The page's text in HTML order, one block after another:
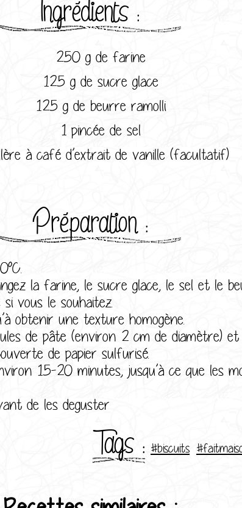
Ingrédients :
250 g de farine
125 g de sucre glace
125 g de beurre ramolli
1 pincée de sel
à café d’extrait de vanille (facultatif)
Préparation :
la farine, le sucre glace, le sel et le
vous le souhaitez.
obtenir une texture homogène.
de pâte (environ 2 cm de diamètre) et
de papier sulfurisé.
15-20 minutes, jusqu’à ce que les
de les deguster
Tags : #biscuits